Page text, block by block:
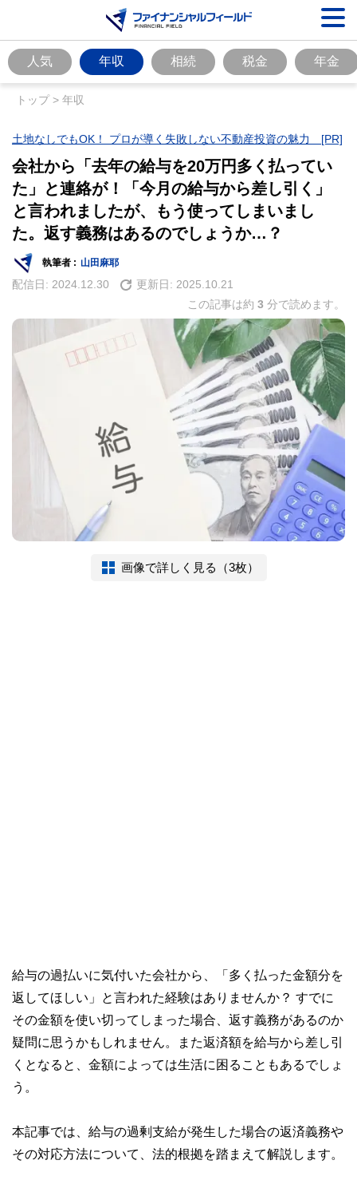
人気 年収 相続 税金 年金
トップ> 年収
土地なしでもOK！ プロが導く失敗しない不動産投資の魅力 [PR]
会社から「去年の給与を20万円多く払ってい
た」と連絡が！「今月の給与から差し引く」
と言われましたが、もう使ってしまいまし
た。返す義務はあるのでしょうか…？
執筆者 : 山田麻耶
配信日: 2024.12.30 更新日: 2025.10.21
この記事は約 3 分で読めます。
画像で詳しく見る（3枚）
給与の過払いに気付いた会社から、「多く払った金額分を
返してほしい」と言われた経験はありませんか？ すでに
その金額を使い切ってしまった場合、返す義務があるのか
疑問に思うかもしれません。また返済額を給与から差し引
くとなると、金額によっては生活に困ることもあるでしょ
う。
本記事では、給与の過剰支給が発生した場合の返済義務や
その対応方法について、法的根拠を踏まえて解説します。